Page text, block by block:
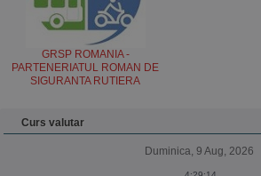
GRSP ROMANIA -
PARTENERIATUL ROMAN DE
SIGURANTA RUTIERA
Curs valutar
Duminica, 9 Aug, 2026